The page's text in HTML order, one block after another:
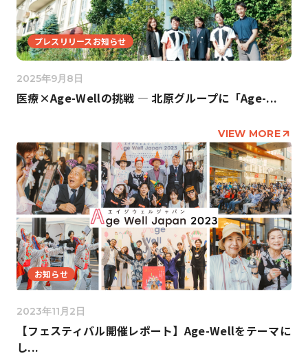
プレスリリースお知らせ
2025年9月8日
医療×Age-Wellの挑戦 ― 北原グループに「Age-...
VIEW MORE
お知らせ
2023年11月2日
【フェスティバル開催レポート】Age-Wellをテーマに
し...